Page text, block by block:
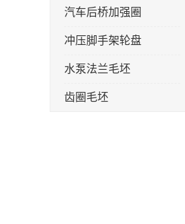
汽车后桥加强圈
冲压脚手架轮盘
水泵法兰毛坯
齿圈毛坯